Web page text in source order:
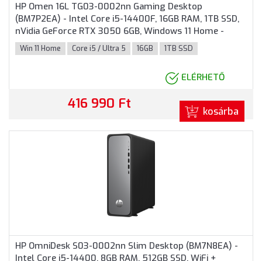
HP Omen 16L TG03-0002nn Gaming Desktop
(BM7P2EA) - Intel Core i5-14400F, 16GB RAM, 1TB SSD,
nVidia GeForce RTX 3050 6GB, Windows 11 Home -
Torony Házas számítógép, 3 év helyszíni garancia -
Fekete színben
Win 11 Home Core i5 / Ultra 5 16GB 1TB SSD
ELÉRHETŐ
416 990 Ft kosárba
HP OmniDesk S03-0002nn Slim Desktop (BM7N8EA) -
Intel Core i5-14400, 8GB RAM, 512GB SSD, WiFi +